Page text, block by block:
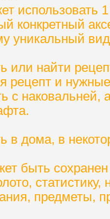
использовать
конкретный
уникальный
или найти
рецепт и
с
в дома, в
быть
предметы,